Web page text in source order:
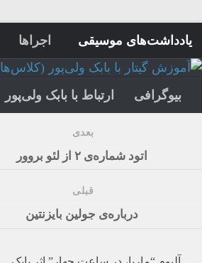
یادداشت‌های موسیقی اجراها
بیوگرافی ارتباط با بابک ولی‌پور
بعدی
اتود شماره‌ی ۲ از لئو بروور
قبلی
درباره‌ی جولین بایزنتین